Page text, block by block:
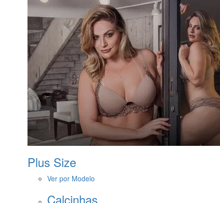
Plus Size
Ver por Modelo
Calcinhas